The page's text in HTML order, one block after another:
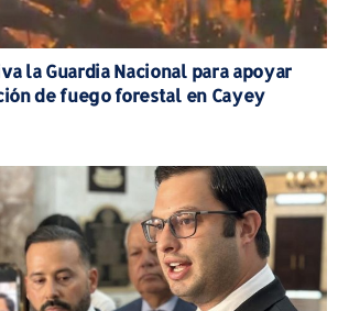
la Guardia Nacional para apoyar
de fuego forestal en Cayey